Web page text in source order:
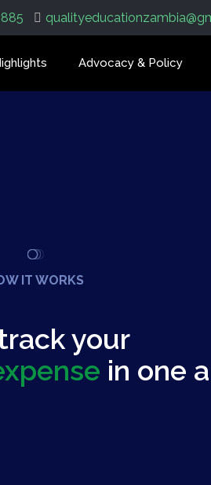
Advocacy & Policy
IT WORKS
your
in one